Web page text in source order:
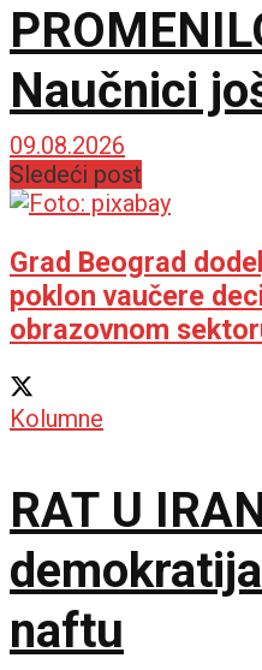
Naučnici
šta ga je
okrene
09.08.2026
Sledeći post
Grad Beograd
poklon vaučere
obrazovnom
Kolumne
RAT U
naftu